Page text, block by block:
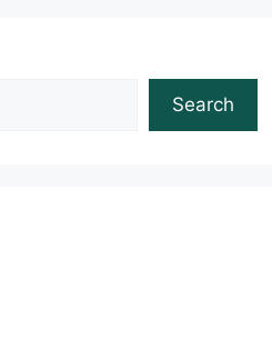
Search